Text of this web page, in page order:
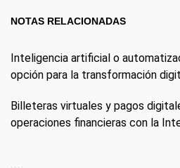
NOTAS RELACIONADAS
Inteligencia artificial o
opción para la transformación
Billeteras virtuales y pagos
operaciones financieras con la